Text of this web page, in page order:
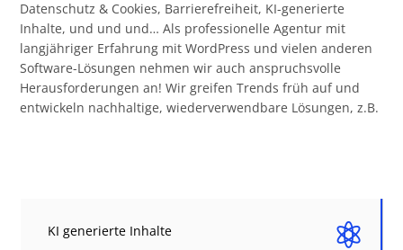
Datenschutz & Cookies, Barrierefreiheit, KI-generierte
Inhalte, und und und… Als professionelle Agentur mit
langjähriger Erfahrung mit WordPress und vielen anderen
Software-Lösungen nehmen wir auch anspruchsvolle
Herausforderungen an! Wir greifen Trends früh auf und
entwickeln nachhaltige, wiederverwendbare Lösungen, z.B.

KI generierte Inhalte